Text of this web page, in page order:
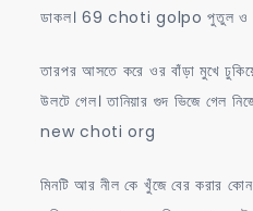
ডাকল। 69 choti golpo পুতুল ও
তারপর আসতে করে ওর বাঁড়া মুখে
উলটে গেল। তানিয়ার গুদ ভিজে গেল
new choti org
মিনটি আর নীল কে খুঁজে বের করার